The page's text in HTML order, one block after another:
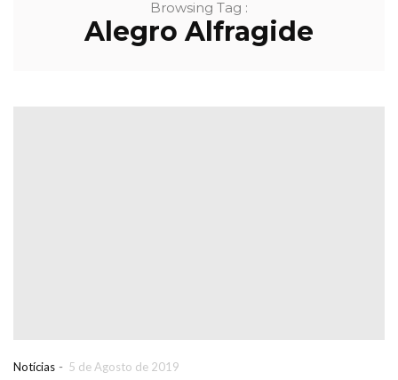
Browsing Tag :
Alegro Alfragide
Notícias - 5 de Agosto de 2019